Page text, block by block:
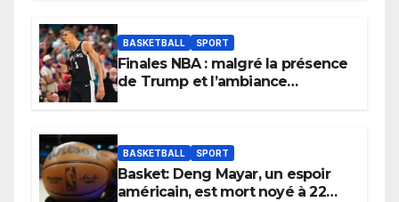
BASKETBALL SPORT
Finales NBA : malgré la présence
de Trump et l’ambiance
BASKETBALL SPORT
Basket: Deng Mayar, un espoir
américain, est mort noyé à 22